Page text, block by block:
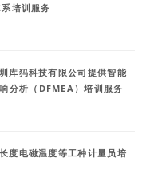
培训服务
库犸科技有限公司提供智能
分析（DFMEA）培训服务
度电磁温度等工种计量员培